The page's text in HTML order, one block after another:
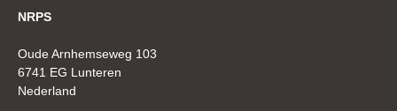
Verrichtingsonderzoek 2023-2024
Verrichtingsonderzoek 2022-2023
NRPS
Oude Arnhemseweg 103
6741 EG Lunteren
Nederland